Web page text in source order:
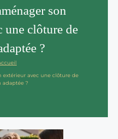
son
une clôture de
?
extérieur avec une clôture de
adaptée ?